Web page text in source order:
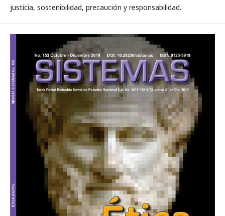
justicia, sostenibilidad, precaución y responsabilidad.